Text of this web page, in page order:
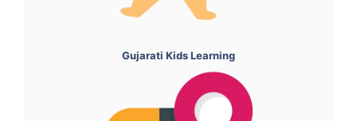
Gujarati Kids Learning